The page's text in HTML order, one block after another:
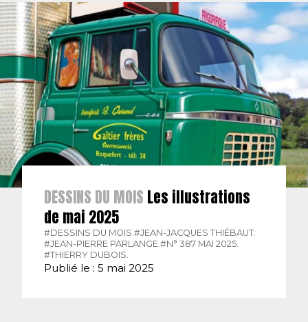
DESSINS DU MOIS Les illustrations
de mai 2025
#DESSINS DU MOIS. #JEAN-JACQUES THIÉBAUT.
#JEAN-PIERRE PARLANGE. #N° 387 MAI 2025.
#THIERRY DUBOIS.
Publié le : 5 mai 2025